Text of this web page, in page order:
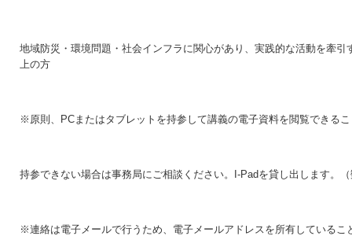
地域防災・環境問題・社会インフラに関心があり、実践的な活動を牽
上の方
※原則、PCまたはタブレットを持参して講義の電子資料を閲覧できる
持参できない場合は事務局にご相談ください。I-Padを貸し出します。
※連絡は電子メールで行うため、電子メールアドレスを所有しているこ